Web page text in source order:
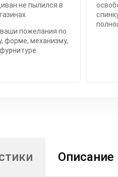
не пылился в
пожелания по
форме, механизму,
Описание